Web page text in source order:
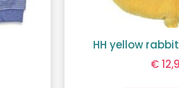
HH yellow
€